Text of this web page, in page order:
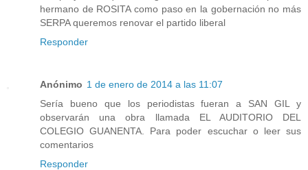
hermano de ROSITA como paso en la gobernación no más
SERPA queremos renovar el partido liberal
Responder
Anónimo 1 de enero de 2014 a las 11:07
Sería bueno que los periodistas fueran a SAN GIL y
observarán una obra llamada EL AUDITORIO DEL
COLEGIO GUANENTA. Para poder escuchar o leer sus
comentarios
Responder